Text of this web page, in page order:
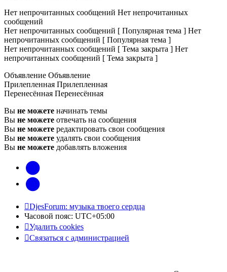
Нет непрочитанных сообщений Нет непрочитанных
сообщений
Нет непрочитанных сообщений [ Популярная тема ] Нет
непрочитанных сообщений [ Популярная тема ]
Нет непрочитанных сообщений [ Тема закрыта ] Нет
непрочитанных сообщений [ Тема закрыта ]
Объявление Объявление
Прилепленная Прилепленная
Перенесённая Перенесённая
Вы не можете начинать темы
Вы не можете отвечать на сообщения
Вы не можете редактировать свои сообщения
Вы не можете удалять свои сообщения
Вы не можете добавлять вложения
vk
Telegram
DjesForum: музыка твоего сердца
Часовой пояс: UTC+05:00
Удалить cookies
Связаться с администрацией